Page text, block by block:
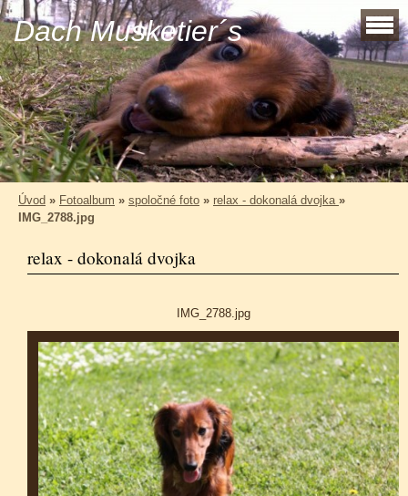
Dach Musketier´s
Úvod » Fotoalbum » spoločné foto » relax - dokonalá dvojka »
IMG_2788.jpg
relax - dokonalá dvojka
IMG_2788.jpg